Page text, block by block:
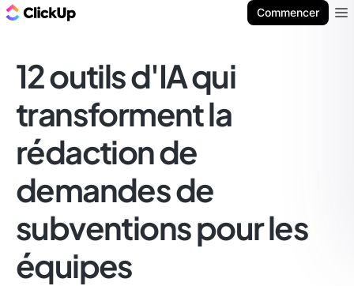
Commencer
12 outils d'IA qui
transforment la
rédaction de
demandes de
subventions pour les
équipes